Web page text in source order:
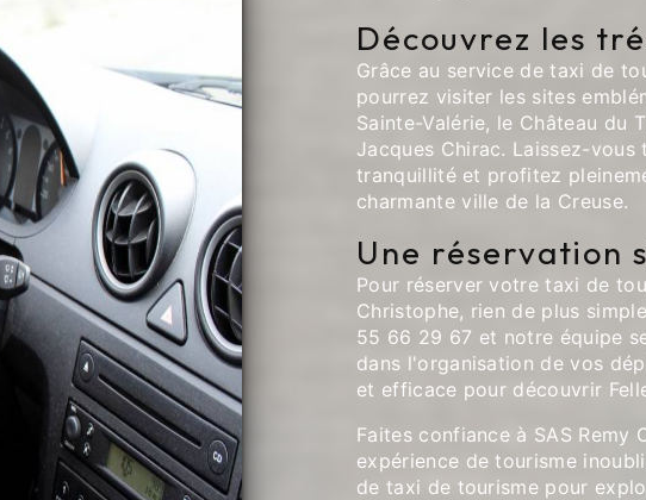
Découvrez les
Grâce au service de taxi de
pourrez visiter les sites
Sainte-Valérie, le Château du
Jacques Chirac. Laissez-
tranquillité et profitez
charmante ville de la Creuse.
Une réservation
Pour réserver votre taxi de
Christophe, rien de plus
55 66 29 67 et notre équipe
dans l'organisation de vos
et efficace pour découvrir
Faites confiance à SAS
expérience de tourisme
de taxi de tourisme pour